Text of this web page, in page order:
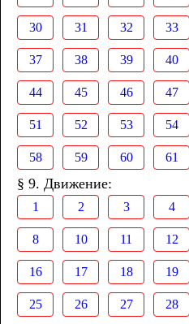
30 31 32 33
37 38 39 40
44 45 46 47
51 52 53 54
58 59 60 61
§ 9. Движение:
1 2 3 4
8 10 11 12
16 17 18 19
25 26 27 28